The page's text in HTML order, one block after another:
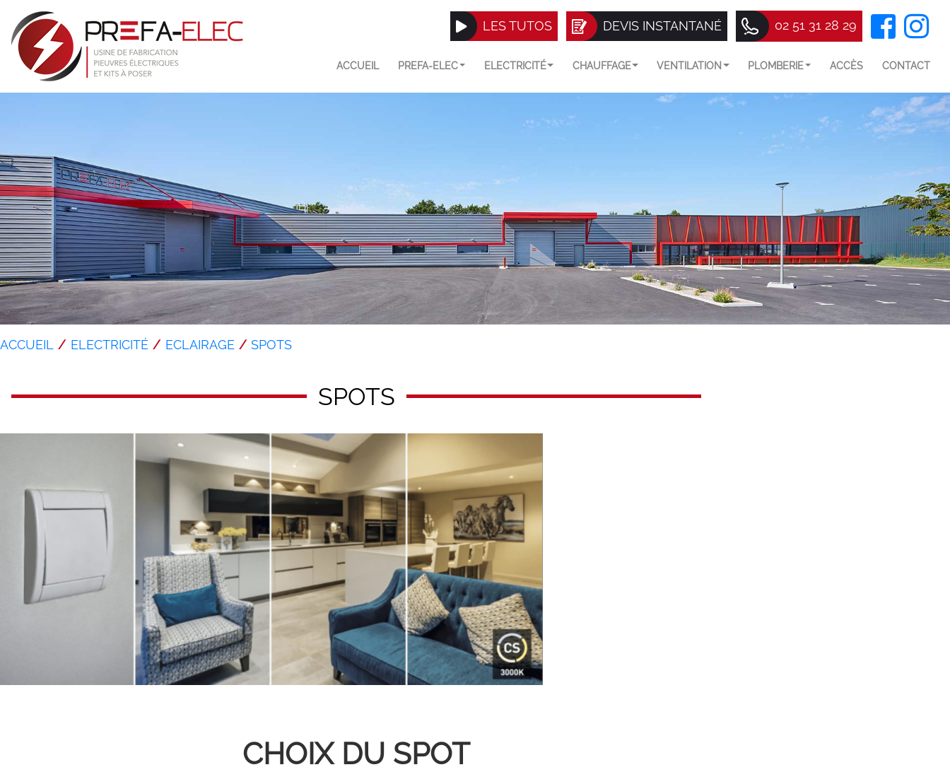
LES TUTOS DEVIS INSTANTANÉ 02 51 31 28 29
ACCUEIL PREFA-ELEC ELECTRICITÉ CHAUFFAGE VENTILATION PLOMBERIE ACCÈS CONTACT
ACCUEIL ELECTRICITÉ ECLAIRAGE SPOTS
SPOTS
CHOIX DU SPOT